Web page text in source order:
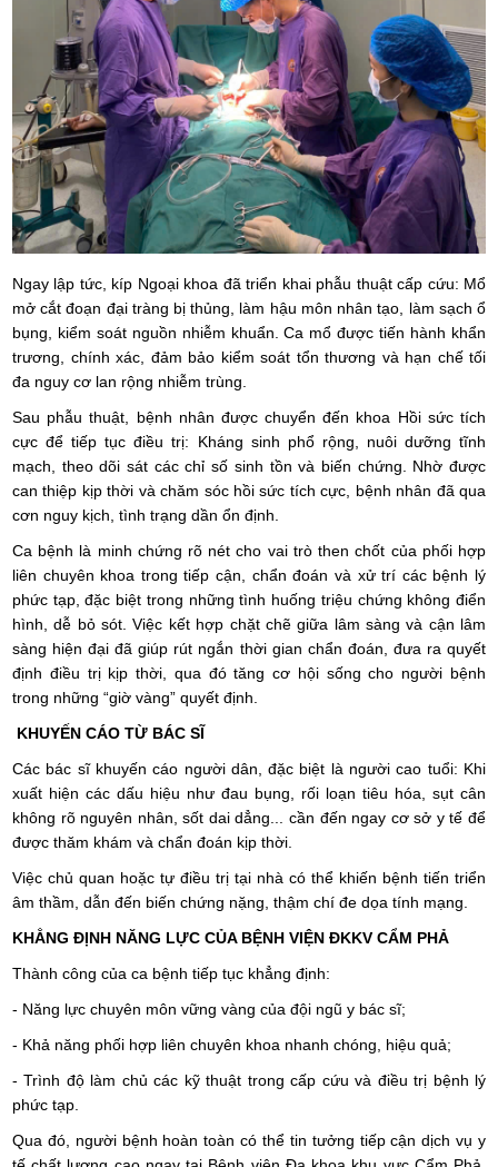
Ngay lập tức, kíp Ngoại khoa đã triển khai phẫu thuật cấp cứu: Mổ
mở cắt đoạn đại tràng bị thủng, làm hậu môn nhân tạo, làm sạch ổ
bụng, kiểm soát nguồn nhiễm khuẩn. Ca mổ được tiến hành khẩn
trương, chính xác, đảm bảo kiểm soát tổn thương và hạn chế tối
đa nguy cơ lan rộng nhiễm trùng.
Sau phẫu thuật, bệnh nhân được chuyển đến khoa Hồi sức tích
cực để tiếp tục điều trị: Kháng sinh phổ rộng, nuôi dưỡng tĩnh
mạch, theo dõi sát các chỉ số sinh tồn và biến chứng. Nhờ được
can thiệp kịp thời và chăm sóc hồi sức tích cực, bệnh nhân đã qua
cơn nguy kịch, tình trạng dần ổn định.
Ca bệnh là minh chứng rõ nét cho vai trò then chốt của phối hợp
liên chuyên khoa trong tiếp cận, chẩn đoán và xử trí các bệnh lý
phức tạp, đặc biệt trong những tình huống triệu chứng không điển
hình, dễ bỏ sót. Việc kết hợp chặt chẽ giữa lâm sàng và cận lâm
sàng hiện đại đã giúp rút ngắn thời gian chẩn đoán, đưa ra quyết
định điều trị kịp thời, qua đó tăng cơ hội sống cho người bệnh
trong những “giờ vàng” quyết định.
KHUYẾN CÁO TỪ BÁC SĨ
Các bác sĩ khuyến cáo người dân, đặc biệt là người cao tuổi: Khi
xuất hiện các dấu hiệu như đau bụng, rối loạn tiêu hóa, sụt cân
không rõ nguyên nhân, sốt dai dẳng... cần đến ngay cơ sở y tế để
được thăm khám và chẩn đoán kịp thời.
Việc chủ quan hoặc tự điều trị tại nhà có thể khiến bệnh tiến triển
âm thầm, dẫn đến biến chứng nặng, thậm chí đe dọa tính mạng.
KHẲNG ĐỊNH NĂNG LỰC CỦA BỆNH VIỆN ĐKKV CẨM PHẢ
Thành công của ca bệnh tiếp tục khẳng định:
- Năng lực chuyên môn vững vàng của đội ngũ y bác sĩ;
- Khả năng phối hợp liên chuyên khoa nhanh chóng, hiệu quả;
- Trình độ làm chủ các kỹ thuật trong cấp cứu và điều trị bệnh lý
phức tạp.
Qua đó, người bệnh hoàn toàn có thể tin tưởng tiếp cận dịch vụ y